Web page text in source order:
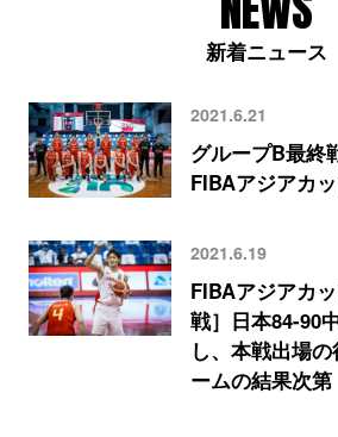
新着ニュース
2021.6.21
グループB最終
FIBAアジアカ
2021.6.19
FIBAアジアカ
戦］日本84-90
し、本戦出場
ームの結果次第